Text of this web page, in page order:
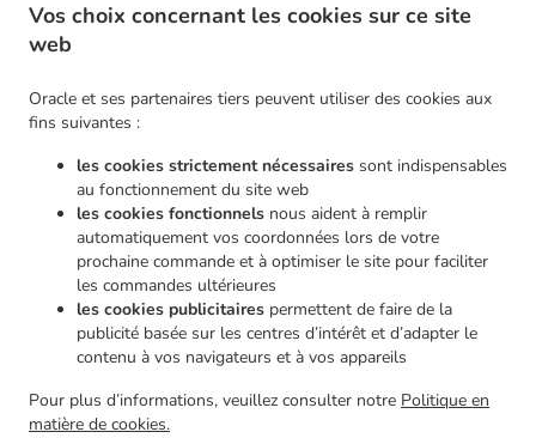
Vos choix concernant les cookies sur ce site
web
Oracle et ses partenaires tiers peuvent utiliser des cookies aux
fins suivantes :
les cookies strictement nécessaires sont indispensables
au fonctionnement du site web
les cookies fonctionnels nous aident à remplir
automatiquement vos coordonnées lors de votre
prochaine commande et à optimiser le site pour faciliter
les commandes ultérieures
les cookies publicitaires permettent de faire de la
publicité basée sur les centres d’intérêt et d’adapter le
contenu à vos navigateurs et à vos appareils
Pour plus d’informations, veuillez consulter notre Politique en
matière de cookies.
Saint-Pierre . Pizza Service de livraison Morlanwelz . Pizza Service de livraison Chapelle-
lez-Herlaimont Carnières
livraison Chapelle-lez-Herlaimont
. Pizza Service de livraison Montigny-le-Tilleul Montignies-le-Tilleul
Pizza Service de livraison Montigny-le-Tilleul
Pizza Service de livraison Buvrinnes
Service de livraison Leval Leval-Trahegnies . Pizza Service de livraison Leval
de livraison Courcelles Souvret . Pizza Service de livraison Courcelles Trazegnies .
Pizza Service de livraison La Louvière
Pizza Service de livraison Erquelinnes Hantes-
. Pizza Service de livraison Erquelinnes . Pizza Service de livraison Haine-Saint-
Pizza Service de livraison Ham-sur-Heure-Nalinnes Marbaix